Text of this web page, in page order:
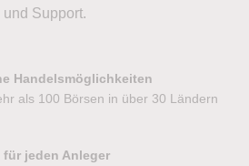
Support.
Handelsmöglichkeiten
als 100 Börsen in über 30 Ländern
jeden Anleger